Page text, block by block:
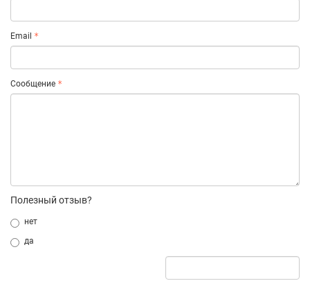
Email
Сообщение
Полезный отзыв?
нет
да